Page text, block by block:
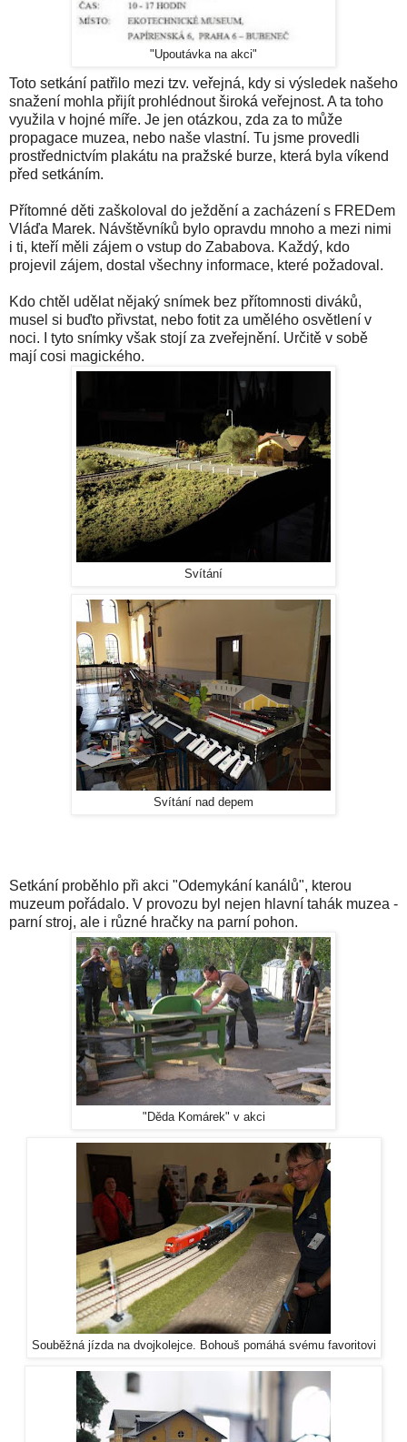
"Upoutávka na akci"
Toto setkání patřilo mezi tzv. veřejná, kdy si výsledek našeho
snažení mohla přijít prohlédnout široká veřejnost. A ta toho
využila v hojné míře. Je jen otázkou, zda za to může
propagace muzea, nebo naše vlastní. Tu jsme provedli
prostřednictvím plakátu na pražské burze, která byla víkend
před setkáním.
Přítomné děti zaškoloval do ježdění a zacházení s FREDem
Vláďa Marek. Návštěvníků bylo opravdu mnoho a mezi nimi
i ti, kteří měli zájem o vstup do Zababova. Každý, kdo
projevil zájem, dostal všechny informace, které požadoval.
Kdo chtěl udělat nějaký snímek bez přítomnosti diváků,
musel si buďto přivstat, nebo fotit za umělého osvětlení v
noci. I tyto snímky však stojí za zveřejnění. Určitě v sobě
mají cosi magického.
Svítání
Svítání nad depem
Setkání proběhlo při akci "Odemykání kanálů", kterou
muzeum pořádalo. V provozu byl nejen hlavní tahák muzea -
parní stroj, ale i různé hračky na parní pohon.
"Děda Komárek" v akci
Souběžná jízda na dvojkolejce. Bohouš pomáhá svému favoritovi